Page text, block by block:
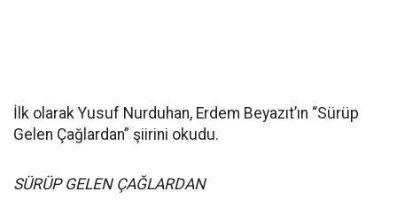
İlk olarak Yusuf Nurduhan, Erdem Beyazıt’ın “Sürüp
Gelen Çağlardan” şiirini okudu.
SÜRÜP GELEN ÇAĞLARDAN